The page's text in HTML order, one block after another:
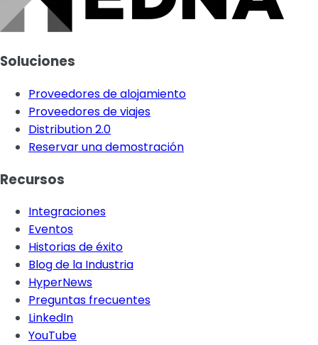
Soluciones
Proveedores de alojamiento
Proveedores de viajes
Distribution 2.0
Reservar una demostración
Recursos
Integraciones
Eventos
Historias de éxito
Blog de la Industria
HyperNews
Preguntas frecuentes
LinkedIn
YouTube